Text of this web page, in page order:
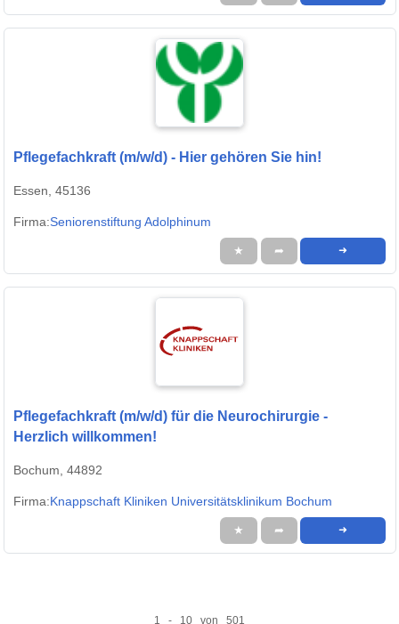
Pflegefachkraft (m/w/d) - Hier gehören Sie hin!
Essen, 45136
Firma:Seniorenstiftung Adolphinum
★ ➦ ➜
Pflegefachkraft (m/w/d) für die Neurochirurgie -
Herzlich willkommen!
Bochum, 44892
Firma:Knappschaft Kliniken Universitätsklinikum Bochum
★ ➦ ➜
1 - 10 von 501